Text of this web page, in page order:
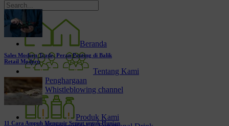
Beranda
Tentang Kami
Penghargaan
Whistleblowing channel
Produk Kami
Sales Modern Trade, Peran Penting di Balik
Retail Modern
11 Cara Ampuh Mengusir Semut untuk Hunian